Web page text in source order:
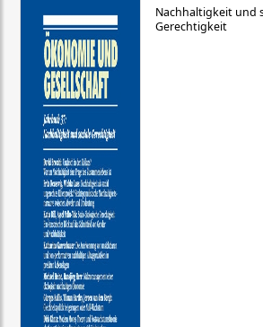
Nachhaltigkeit und
Gerechtigkeit